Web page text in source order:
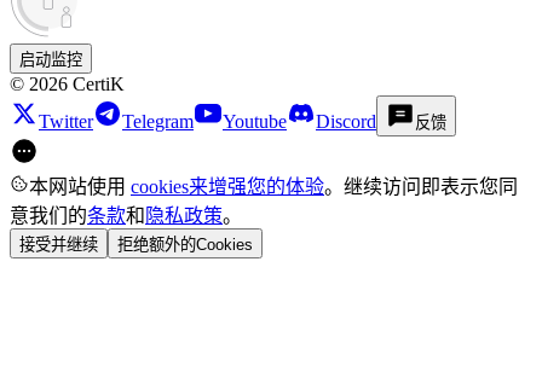
启动监控
© 2026 CertiK
Twitter
Telegram Youtube Discord 反馈
本网站使用 cookies来增强您的体验。继续访问即表示您同
意我们的条款和 隐私政策。
接受并继续 拒绝额外的Cookies